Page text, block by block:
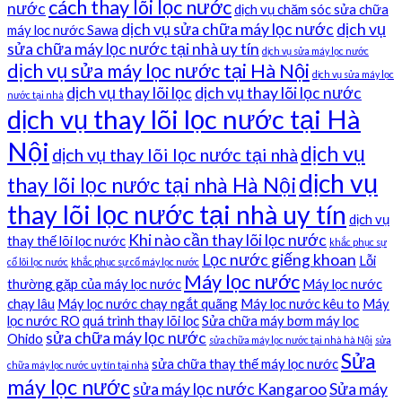
nước cách thay lõi lọc nướcdịch vụ chăm sóc sửa chữa
máy lọc nước Sawa dịch vụ sửa chữa máy lọc nước dịch vụ
sửa chữa máy lọc nước tại nhà uy tín dịch vụ sửa máy lọc nước
dịch vụ sửa máy lọc nước tại Hà Nội dịch vụ sửa máy lọc
nước tại nhà dịch vụ thay lõi lọc dịch vụ thay lõi lọc nước
dịch vụ thay lõi lọc nước tại Hà
Nội dịch vụ thay lõi lọc nước tại nhà dịch vụ
thay lõi lọc nước tại nhà Hà Nộidịch vụ
thay lõi lọc nước tại nhà uy tín dịch vụ
thay thế lõi lọc nước Khi nào cần thay lõi lọc nước khắc phục sự
cố lõi lọc nước khắc phục sự cố máy lọc nước Lọc nước giếng khoan Lỗi
thường gặp của máy lọc nước Máy lọc nước Máy lọc nước
chạy lâu Máy lọc nước chạy ngắt quãng Máy lọc nước kêu to Máy
lọc nước RO quá trình thay lõi lọcSửa chữa máy bơm máy lọc
Ohido sửa chữa máy lọc nước sửa chữa máy lọc nước tại nhà hà Nội sửa
chữa máy lọc nước uy tín tại nhà sửa chữa thay thế máy lọc nướcSửa
máy lọc nướcsửa máy lọc nước KangarooSửa máy